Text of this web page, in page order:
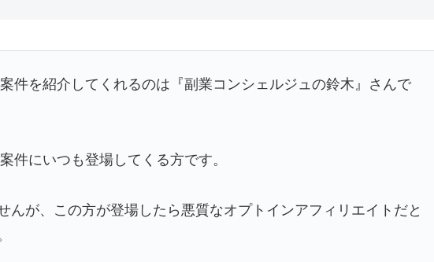
件を紹介してくれるのは『副業コンシェルジュの鈴木』さんで
件にいつも登場してくる方です。
んが、この方が登場したら悪質なオプトインアフィリエイトだと